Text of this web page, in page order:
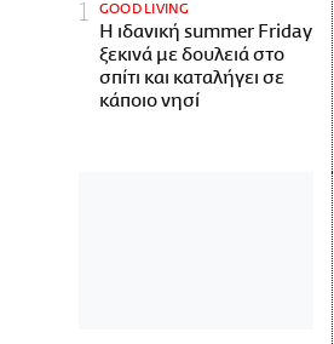
GOOD LIVING
Η ιδανική summer Friday
ξεκινά με δουλειά στο
σπίτι και καταλήγει σε
κάποιο νησί